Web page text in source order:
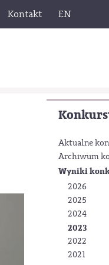
Kontakt EN
Aktualne
Archiwum
Wyniki
2026
2025
2024
2023
2022
2021